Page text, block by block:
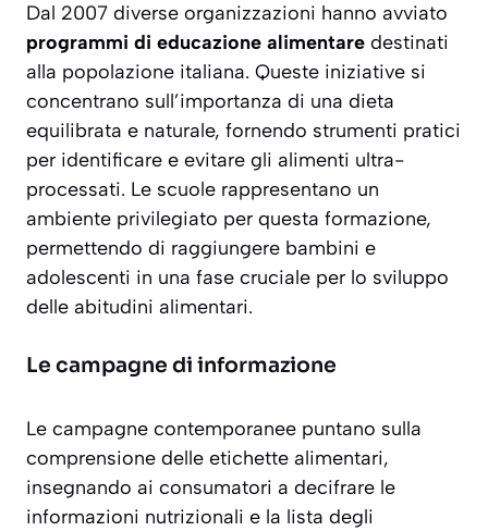
Dal 2007 diverse organizzazioni hanno avviato
programmi di educazione alimentare destinati
alla popolazione italiana. Queste iniziative si
concentrano sull’importanza di una dieta
equilibrata e naturale, fornendo strumenti pratici
per identificare e evitare gli alimenti ultra-
processati. Le scuole rappresentano un
ambiente privilegiato per questa formazione,
permettendo di raggiungere bambini e
adolescenti in una fase cruciale per lo sviluppo
delle abitudini alimentari.
Le campagne di informazione
Le campagne contemporanee puntano sulla
comprensione delle etichette alimentari,
insegnando ai consumatori a decifrare le
informazioni nutrizionali e la lista degli